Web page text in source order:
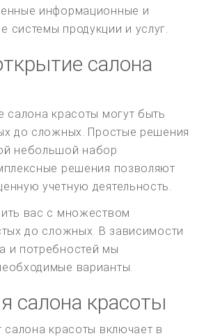
информационные и
системы продукции и услуг.
салона
салона красоты могут быть
до сложных. Простые решения
небольшой набор
решения позволяют
учетную деятельность.
вас с множеством
до сложных. В зависимости
и потребностей мы
варианты.
салона красоты
салона красоты включает в